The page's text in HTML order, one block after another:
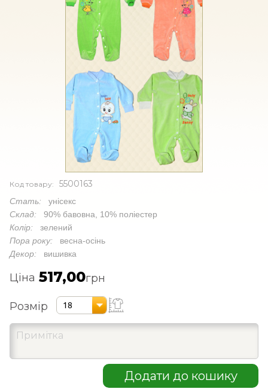
Код товару: 5500163
Стать: унісекс
Склад: 90% бавовна, 10% поліестер
Колір: зелений
Пора року: весна-осінь
Декор: вишивка
Ціна 517,00грн
Розмір 18
Додати до кошику